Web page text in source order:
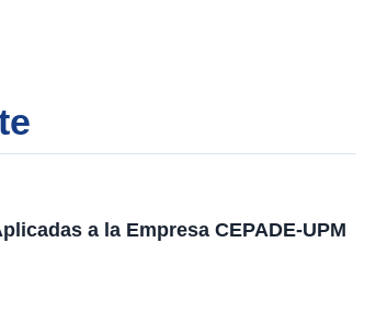
a la Empresa CEPADE-UPM